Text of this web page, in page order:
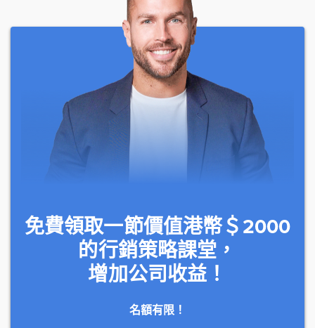
免費領取一節價值港幣＄2000
的行銷策略課堂，
增加公司收益！
名額有限！